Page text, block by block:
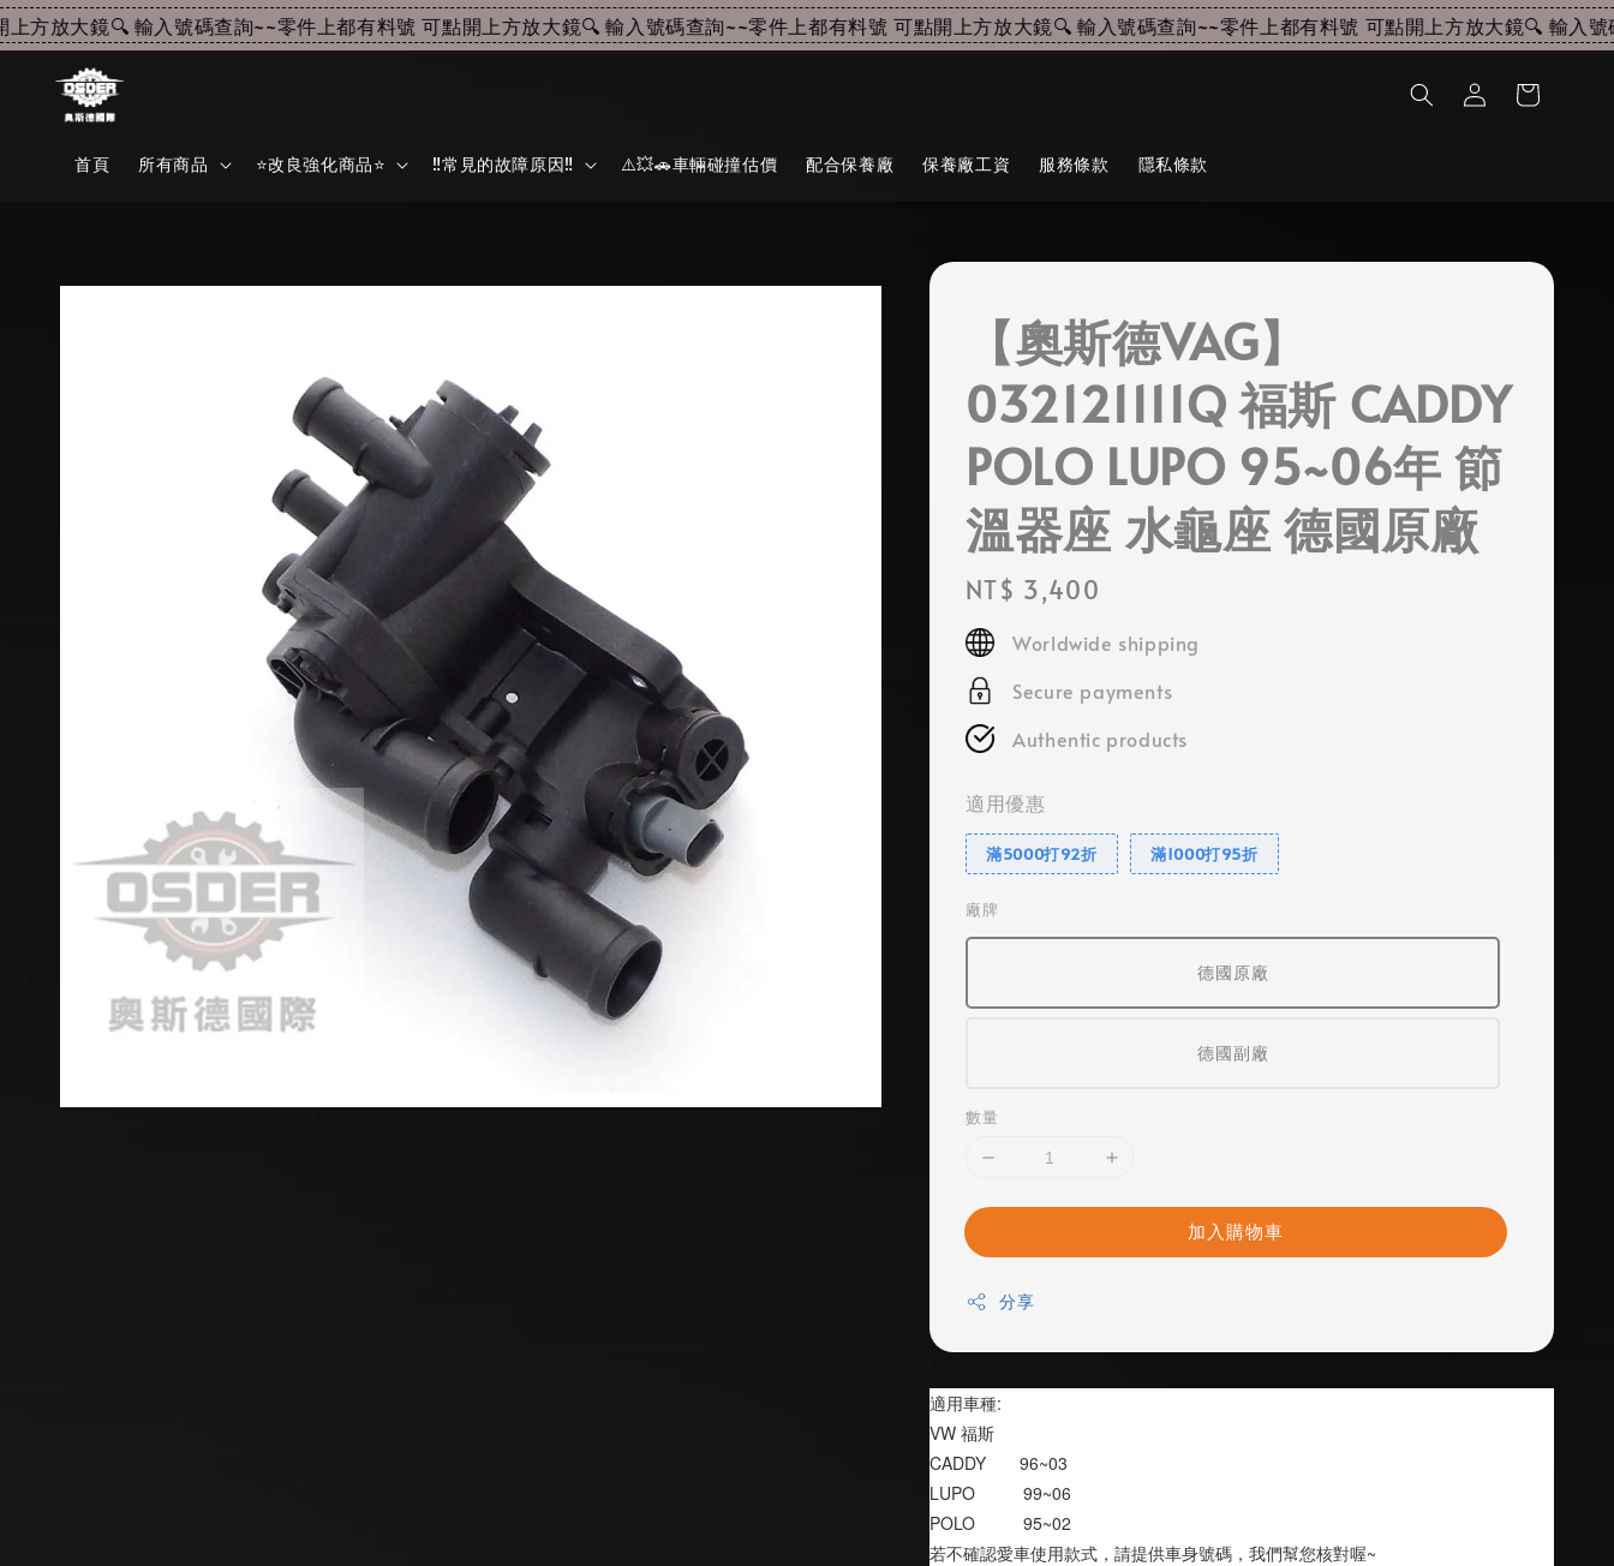
放大鏡🔍 輸入號碼查詢~~零件上都有料號 可點開上方放大鏡🔍 輸入號碼查詢~~零件上都有料號 可點開上方放大鏡🔍 輸入號碼查詢~~零件上都有料號 可點開上方放大鏡🔍 輸入號碼
首頁 所有商品 ⭐改良強化商品⭐ ‼️常見的故障原因‼️ ⚠️💥🚗車輛碰撞估價 配合保養廠 保養廠工資 服務條款 隱私條款
【奧斯德VAG】
032121111Q 福斯 CADDY
POLO LUPO 95~06年 節
溫器座 水龜座 德國原廠
Regular
price
NT$ 3,400
Worldwide shipping
Secure payments
Authentic products
適用優惠
滿5000打92折 滿1000打95折
廠牌
德國原廠
德國副廠
數量
加入購物車
分享
適用車種:
VW 福斯
CADDY       96~03
LUPO          99~06
POLO          95~02
若不確認愛車使用款式，請提供車身號碼，我們幫您核對喔~